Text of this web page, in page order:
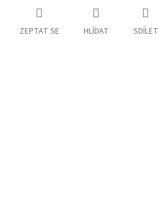
ZEPTAT SE HLÍDAT SDÍLET